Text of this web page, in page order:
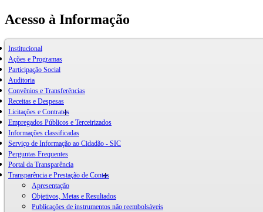
Acesso à Informação
Institucional
Ações e Programas
Participação Social
Auditoria
Convênios e Transferências
Receitas e Despesas
Licitações e Contratos
Empregados Públicos e Terceirizados
Informações classificadas
Serviço de Informação ao Cidadão - SIC
Perguntas Frequentes
Portal da Transparência
Transparência e Prestação de Contas
Apresentação
Objetivos, Metas e Resultados
Publicações de instrumentos não reembolsáveis